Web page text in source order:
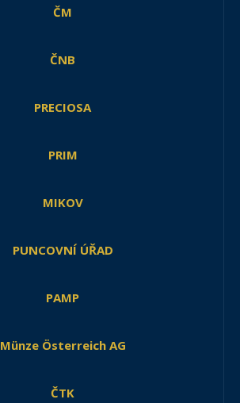
ČM
ČNB
PRECIOSA
PRIM
MIKOV
PUNCOVNÍ ÚŘAD
PAMP
Münze Österreich AG
ČTK